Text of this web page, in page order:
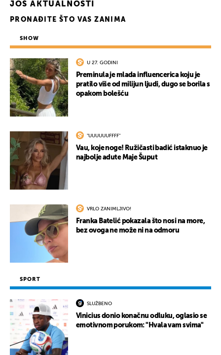
JOŠ AKTUALNOSTI
PRONAĐITE ŠTO VAS ZANIMA
SHOW
U 27. GODINI
Preminula je mlada influencerica koju je
pratilo više od milijun ljudi, dugo se borila s
opakom bolešću
"UUUUUUFFFF"
Vau, koje noge! Ružičasti badić istaknuo je
najbolje adute Maje Šuput
VRLO ZANIMLJIVO!
Franka Batelić pokazala što nosi na more,
bez ovoga ne može ni na odmoru
SPORT
SLUŽBENO
Vinicius donio konačnu odluku, oglasio se
emotivnom porukom: "Hvala vam svima"